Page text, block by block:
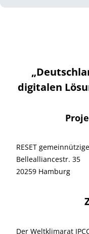
digitalen
RESET
Bellealliancestr. 35
20259 Hamburg
Der Weltklimarat